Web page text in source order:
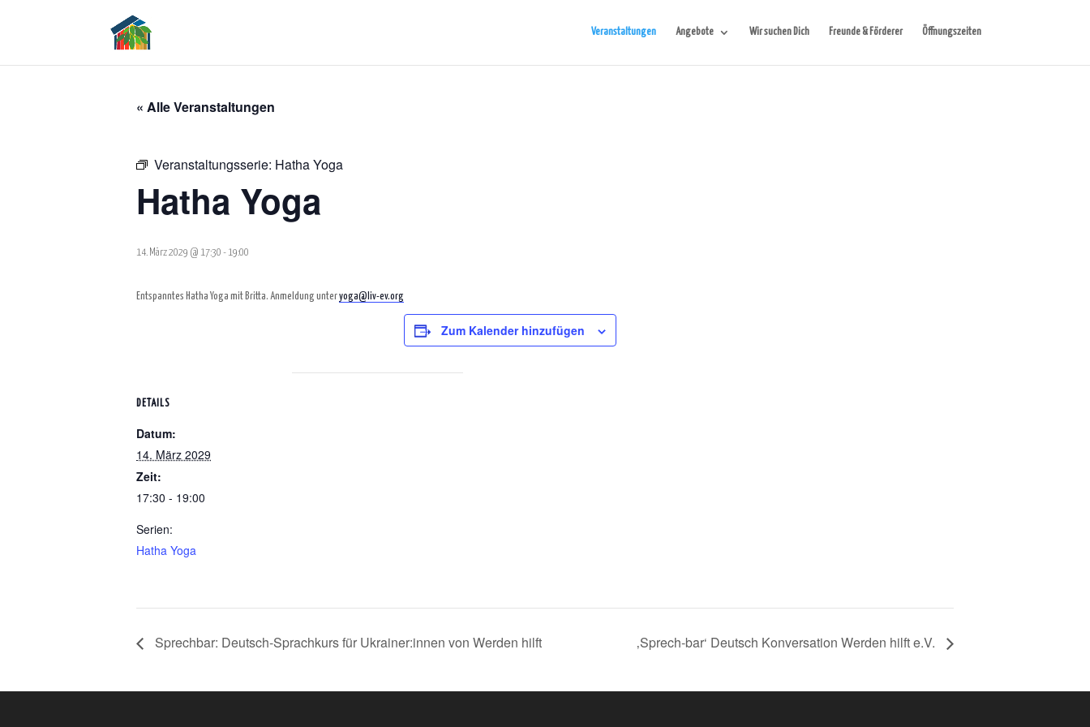
Veranstaltungen Angebote Wir suchen Dich Freunde & Förderer Öffnungszeiten
« Alle Veranstaltungen
Veranstaltungsserie: Hatha Yoga
Hatha Yoga
14. März 2029 @ 17:30 - 19:00
Entspanntes Hatha Yoga mit Britta. Anmeldung unteryoga@liv-ev.org
Zum Kalender hinzufügen
DETAILS
Datum:
14. März 2029
Zeit:
17:30 - 19:00
Serien:
Hatha Yoga
Sprechbar: Deutsch-Sprachkurs für Ukrainer:innen von Werden hilft ‚Sprech-bar‘ Deutsch Konversation Werden hilft e.V.